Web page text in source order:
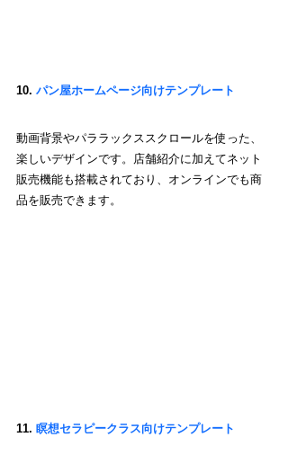
10. パン屋ホームページ向けテンプレート
動画背景やパララックススクロールを使った、
楽しいデザインです。店舗紹介に加えてネット
販売機能も搭載されており、オンラインでも商
品を販売できます。
11. 瞑想セラピークラス向けテンプレート